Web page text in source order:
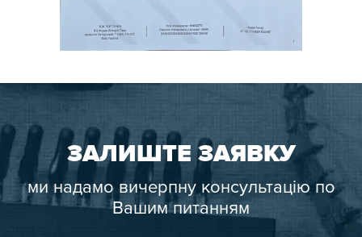
ЗАЛИШТЕ ЗАЯВКУ
ми надамо вичерпну консультацію по
Вашим питанням